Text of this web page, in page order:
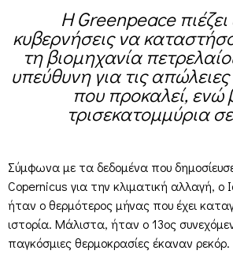
Η Greenpeace
κυβερνήσεις να
τη βιομηχανία
υπεύθυνη για τις απώλειες
που προκαλεί, ενώ
τρισεκατομμύρια
Σύμφωνα με τα δεδομένα που
Copernicus για την κλιματική αλλαγή, ο
ήταν ο θερμότερος μήνας που έχει
ιστορία. Μάλιστα, ήταν ο 13ος
παγκόσμιες θερμοκρασίες έκαναν ρεκόρ.